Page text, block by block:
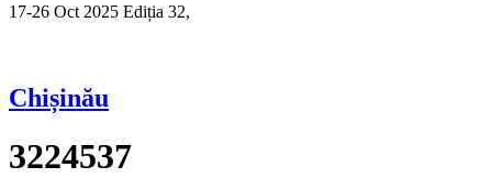
17-26 Oct 2025 Ediția 32,
Chișinău
3224537